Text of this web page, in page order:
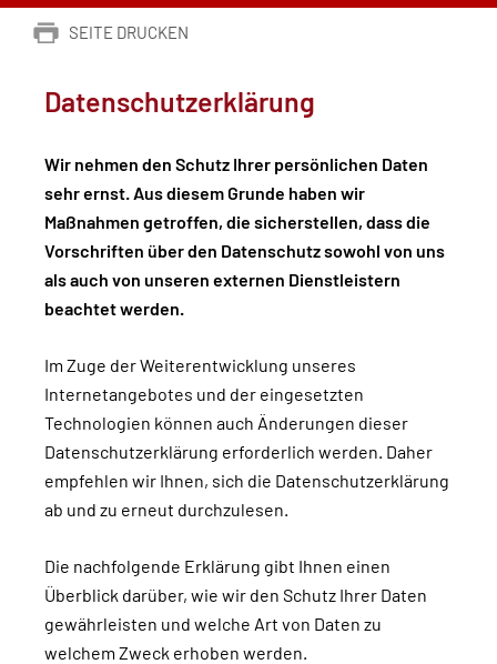
SEITE DRUCKEN
Datenschutzerklärung
Wir nehmen den Schutz Ihrer persönlichen Daten
sehr ernst. Aus diesem Grunde haben wir
Maßnahmen getroffen, die sicherstellen, dass die
Vorschriften über den Datenschutz sowohl von uns
als auch von unseren externen Dienstleistern
beachtet werden.
Im Zuge der Weiterentwicklung unseres
Internetangebotes und der eingesetzten
Technologien können auch Änderungen dieser
Datenschutzerklärung erforderlich werden. Daher
empfehlen wir Ihnen, sich die Datenschutzerklärung
ab und zu erneut durchzulesen.
Die nachfolgende Erklärung gibt Ihnen einen
Überblick darüber, wie wir den Schutz Ihrer Daten
gewährleisten und welche Art von Daten zu
welchem Zweck erhoben werden.